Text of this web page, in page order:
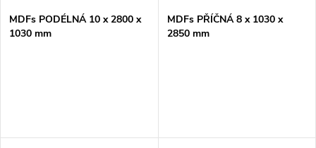
MDFs PODÉLNÁ 10 x 2800 x
1030 mm
MDFs PŘÍČNÁ 8 x 1030 x
2850 mm